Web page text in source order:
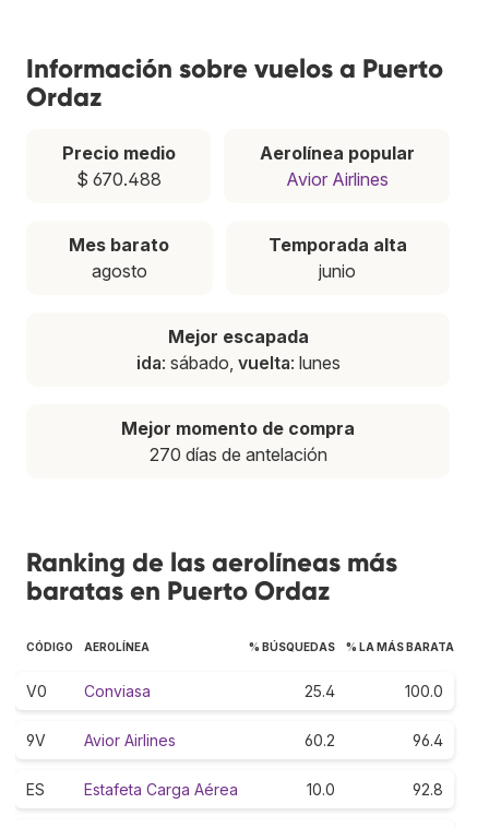
Información sobre vuelos a Puerto
Ordaz
Precio medio
$ 670.488
Aerolínea popular
Avior Airlines
Mes barato
agosto
Temporada alta
junio
Mejor escapada
ida: sábado, vuelta: lunes
Mejor momento de compra
270 días de antelación
Ranking de las aerolíneas más
baratas en Puerto Ordaz
CÓDIGO AEROLÍNEA % BÚSQUEDAS % LA MÁS BARATA
V0 Conviasa 25.4 100.0
9V Avior Airlines 60.2 96.4
ES Estafeta Carga Aérea 10.0 92.8